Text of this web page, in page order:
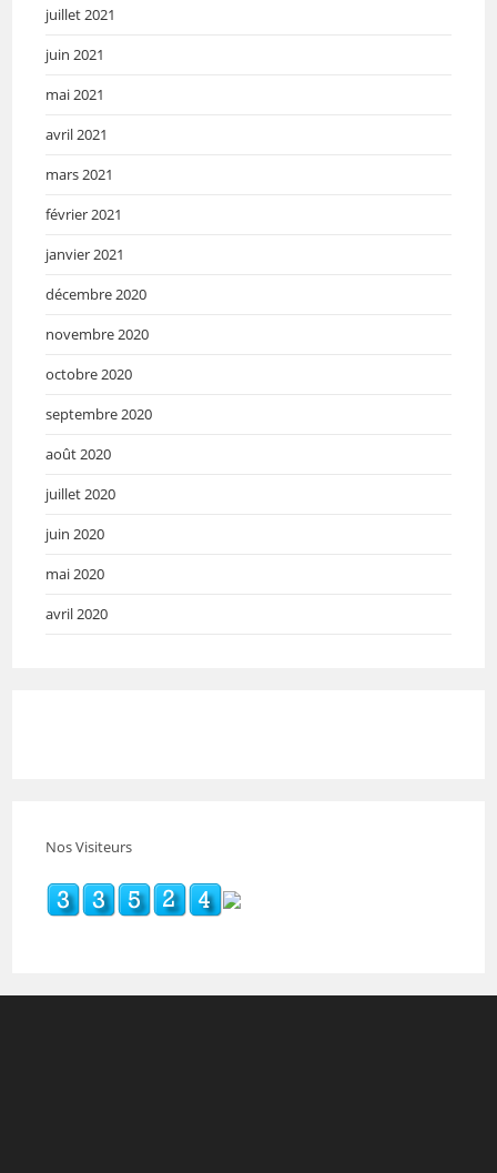
juillet 2021
juin 2021
mai 2021
avril 2021
mars 2021
février 2021
janvier 2021
décembre 2020
novembre 2020
octobre 2020
septembre 2020
août 2020
juillet 2020
juin 2020
mai 2020
avril 2020
Nos Visiteurs